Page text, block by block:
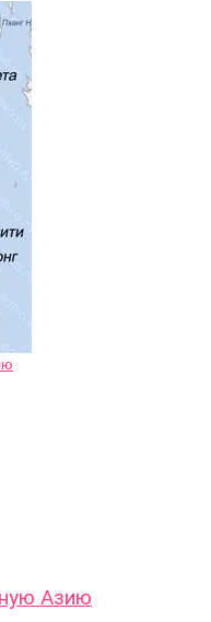
Азию